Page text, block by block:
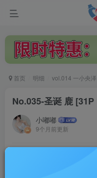
首页 明细 vol.014 一小央泽
No.035-圣诞 鹿 [31P
小嘟嘟
9个月前更新